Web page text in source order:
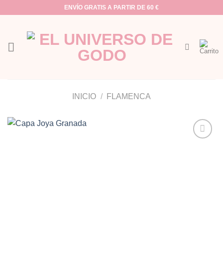
contenido
ENVÍO GRATIS A PARTIR DE 60 €
INICIO / FLAMENCA